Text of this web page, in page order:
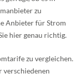
zu
Anbieter für Strom
hier genau richtig.
zu vergleichen.
verschiedenen